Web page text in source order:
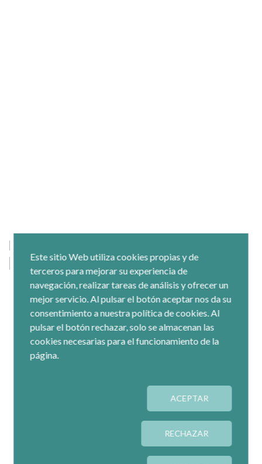
Este sitio Web utiliza cookies propias y de
terceros para mejorar su experiencia de
navegación, realizar tareas de análisis y ofrecer un
mejor servicio. Al pulsar el botón aceptar nos da su
consentimiento a nuestra política de cookies. Al
pulsar el botón rechazar, solo se almacenan las
cookies necesarias para el funcionamiento de la
página.
ACEPTAR
RECHAZAR